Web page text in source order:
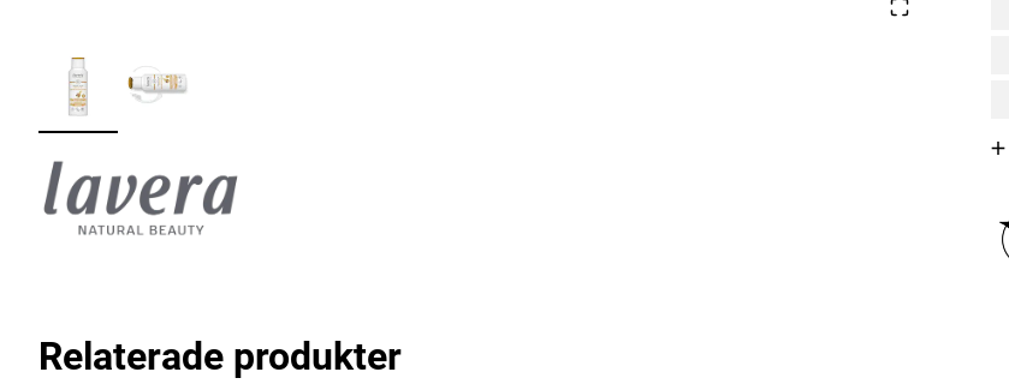
Relaterade produkter